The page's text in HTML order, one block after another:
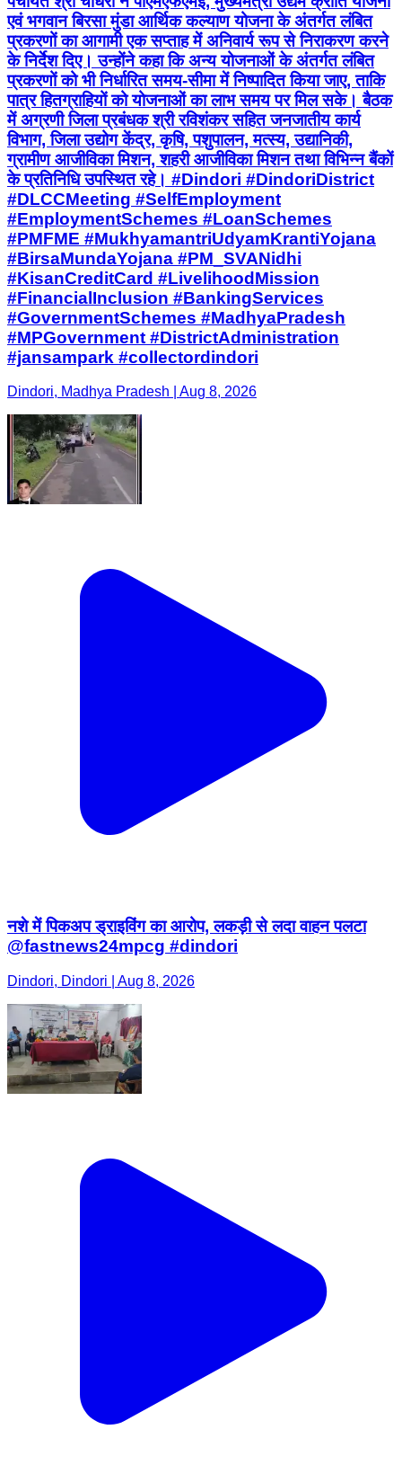
एवं भगवान बिरसा मुंडा आर्थिक कल्याण योजना के अंतर्गत लंबित
प्रकरणों का आगामी एक सप्ताह में अनिवार्य रूप से निराकरण करने
के निर्देश दिए। उन्होंने कहा कि अन्य योजनाओं के अंतर्गत लंबित
प्रकरणों को भी निर्धारित समय-सीमा में निष्पादित किया जाए, ताकि
पात्र हितग्राहियों को योजनाओं का लाभ समय पर मिल सके। बैठक
में अग्रणी जिला प्रबंधक श्री रविशंकर सहित जनजातीय कार्य
विभाग, जिला उद्योग केंद्र, कृषि, पशुपालन, मत्स्य, उद्यानिकी,
ग्रामीण आजीविका मिशन, शहरी आजीविका मिशन तथा विभिन्न बैंकों
के प्रतिनिधि उपस्थित रहे। #Dindori #DindoriDistrict
#DLCCMeeting #SelfEmployment
#EmploymentSchemes #LoanSchemes
#PMFME #MukhyamantriUdyamKrantiYojana
#BirsaMundaYojana #PM_SVANidhi
#KisanCreditCard #LivelihoodMission
#FinancialInclusion #BankingServices
#GovernmentSchemes #MadhyaPradesh
#MPGovernment #DistrictAdministration
#jansampark #collectordindori
Dindori, Madhya Pradesh | Aug 8, 2026
नशे में पिकअप ड्राइविंग का आरोप, लकड़ी से लदा वाहन पलटा
@fastnews24mpcg #dindori
Dindori, Dindori | Aug 8, 2026